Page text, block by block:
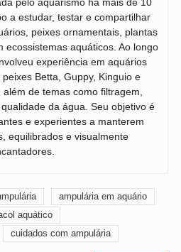
a estudar, testar e compartilhar
peixes ornamentais, plantas
ecossistemas aquáticos. Ao longo
experiência em aquários
Betta, Guppy, Kinguio e
de temas como filtragem,
da água. Seu objetivo é
e experientes a manterem
equilibrados e visualmente
ampulária em aquário
aquático
cuidados com ampulária